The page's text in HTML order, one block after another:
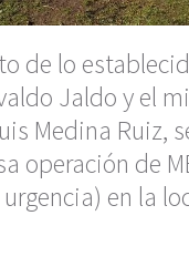
de lo
Jaldo y el
Medina Ruiz,
operación de
en la